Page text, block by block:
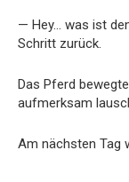
— Hey… was ist
Schritt zurück.
Das Pferd
aufmerksam
Am nächsten Tag